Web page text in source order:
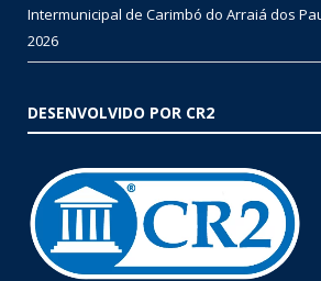
Intermunicipal de Carimbó do Arraiá dos
2026
DESENVOLVIDO POR CR2